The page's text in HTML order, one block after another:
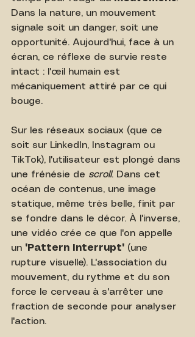
Dans la nature, un mouvement
signale soit un danger, soit une
opportunité. Aujourd'hui, face à un
écran, ce réflexe de survie reste
intact : l'œil humain est
mécaniquement attiré par ce qui
bouge.
Sur les réseaux sociaux (que ce
soit sur LinkedIn, Instagram ou
TikTok), l'utilisateur est plongé dans
une frénésie de scroll. Dans cet
océan de contenus, une image
statique, même très belle, finit par
se fondre dans le décor. À l'inverse,
une vidéo crée ce que l'on appelle
un "Pattern Interrupt" (une
rupture visuelle). L'association du
mouvement, du rythme et du son
force le cerveau à s'arrêter une
fraction de seconde pour analyser
l'action.